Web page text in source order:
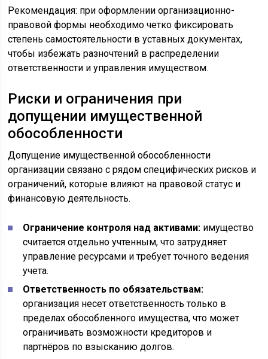
Рекомендация: при оформлении организационно-
правовой формы необходимо четко фиксировать
степень самостоятельности в уставных документах,
чтобы избежать разночтений в распределении
ответственности и управления имуществом.
Риски и ограничения при
допущении имущественной
обособленности
Допущение имущественной обособленности
организации связано с рядом специфических рисков и
ограничений, которые влияют на правовой статус и
финансовую деятельность.
Ограничение контроля над активами: имущество
считается отдельно учтенным, что затрудняет
управление ресурсами и требует точного ведения
учета.
Ответственность по обязательствам:
организация несет ответственность только в
пределах обособленного имущества, что может
ограничивать возможности кредиторов и
партнёров по взысканию долгов.